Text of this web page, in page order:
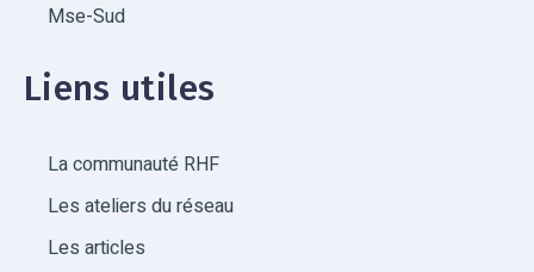
Mse-Sud
Liens utiles
La communauté RHF
Les ateliers du réseau
Les articles